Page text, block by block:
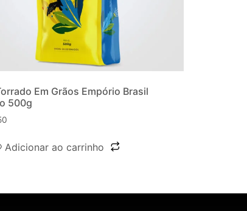
Em Grãos Empório Brasil
500g
Adicionar ao carrinho